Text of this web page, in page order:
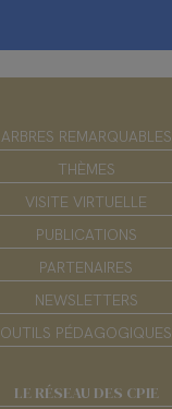
ARBRES REMARQUABLES
THÈMES
VISITE VIRTUELLE
PUBLICATIONS
PARTENAIRES
NEWSLETTERS
OUTILS PÉDAGOGIQUES
LE RÉSEAU DES CPIE